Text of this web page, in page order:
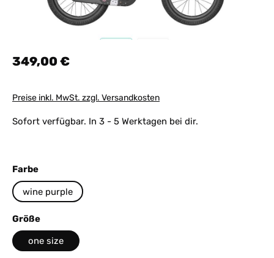
Regulärer Preis:
349,00 €
Preise inkl. MwSt. zzgl. Versandkosten
Sofort verfügbar. In 3 - 5 Werktagen bei dir.
Farbeauswählen
wine purple
Größeauswählen
one size